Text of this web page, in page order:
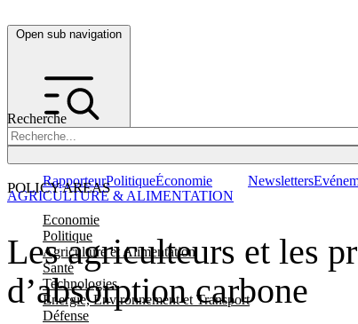
Open sub navigation
Recherche
POLICY AREAS
Economie
Politique
Agriculture et Alimentation
Santé
Technologies
Energie, Environnement et Transport
Défense
RapporteurPolitiqueÉconomie Newsletters
Les agriculteurs et les
d’absorption carbone
AGRICULTURE & ALIMENTATION